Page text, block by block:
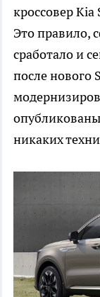
кроссовер Kia
Это правило,
сработало и
после нового
никаких